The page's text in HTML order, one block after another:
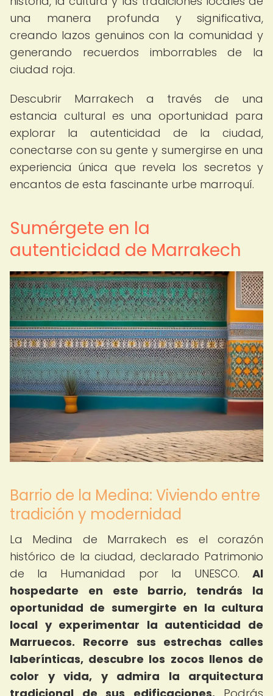
una manera profunda y significativa,
creando lazos genuinos con la comunidad y
generando recuerdos imborrables de la
ciudad roja.
Descubrir Marrakech a través de una
estancia cultural es una oportunidad para
explorar la autenticidad de la ciudad,
conectarse con su gente y sumergirse en una
experiencia única que revela los secretos y
encantos de esta fascinante urbe marroquí.
Sumérgete en la
autenticidad de Marrakech
Barrio de la Medina: Viviendo entre
tradición y modernidad
La Medina de Marrakech es el corazón
histórico de la ciudad, declarado Patrimonio
de la Humanidad por la UNESCO. Al
hospedarte en este barrio, tendrás la
oportunidad de sumergirte en la cultura
local y experimentar la autenticidad de
Marruecos. Recorre sus estrechas calles
laberínticas, descubre los zocos llenos de
color y vida, y admira la arquitectura